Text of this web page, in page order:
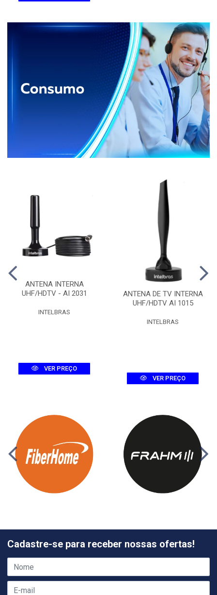
ANTENA INTERNA
UHF/HDTV - AI 2031
INTELBRAS
VER PREÇO
ANTENA DE TV INTERNA
UHF/HDTV AI 1015
INTELBRAS
VER PREÇO
Cadastre-se para receber nossas ofertas!